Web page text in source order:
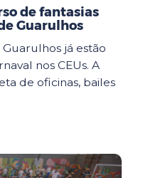
de fantasias
Guarulhos
já estão
nos CEUs. A
de oficinas, bailes